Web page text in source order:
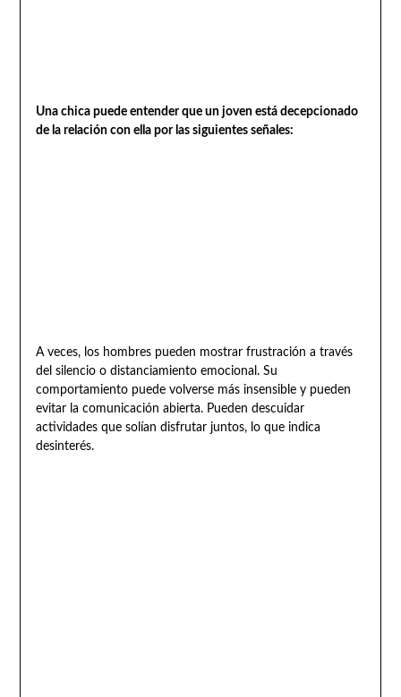
Una chica puede entender que un joven está decepcionado
de la relación con ella por las siguientes señales:
A veces, los hombres pueden mostrar frustración a través
del silencio o distanciamiento emocional. Su
comportamiento puede volverse más insensible y pueden
evitar la comunicación abierta. Pueden descuidar
actividades que solían disfrutar juntos, lo que indica
desinterés.